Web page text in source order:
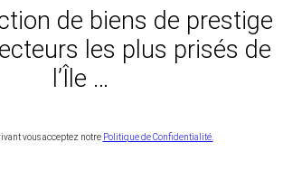
de biens de prestige
les plus prisés de
l’Île …
vous acceptez notre Politique de Confidentialité.